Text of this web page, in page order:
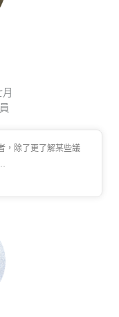
，除了更了解某些議